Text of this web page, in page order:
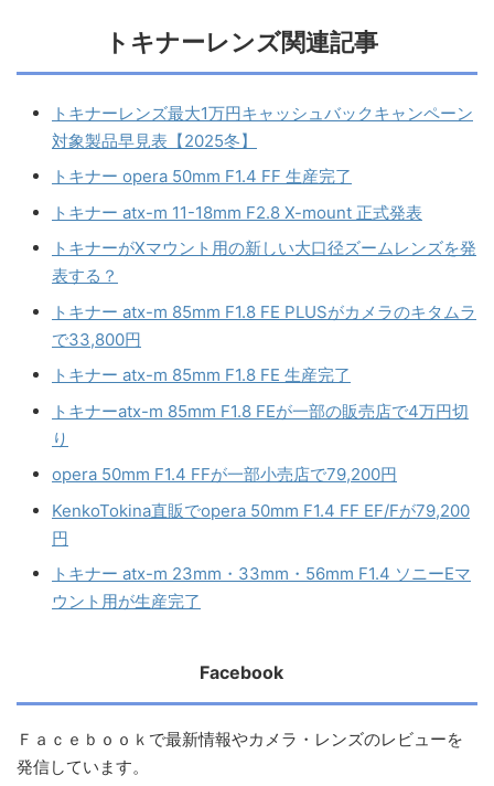
トキナーレンズ関連記事
トキナーレンズ最大1万円キャッシュバックキャンペーン
対象製品早見表【2025冬】
トキナー opera 50mm F1.4 FF 生産完了
トキナー atx-m 11-18mm F2.8 X-mount 正式発表
トキナーがXマウント用の新しい大口径ズームレンズを発
表する？
トキナー atx-m 85mm F1.8 FE PLUSがカメラのキタムラ
で33,800円
トキナー atx-m 85mm F1.8 FE 生産完了
トキナーatx-m 85mm F1.8 FEが一部の販売店で4万円切
り
opera 50mm F1.4 FFが一部小売店で79,200円
KenkoTokina直販でopera 50mm F1.4 FF EF/Fが79,200
円
トキナー atx-m 23mm・33mm・56mm F1.4 ソニーEマ
ウント用が生産完了
Facebook
Ｆａｃｅｂｏｏｋで最新情報やカメラ・レンズのレビューを
発信しています。